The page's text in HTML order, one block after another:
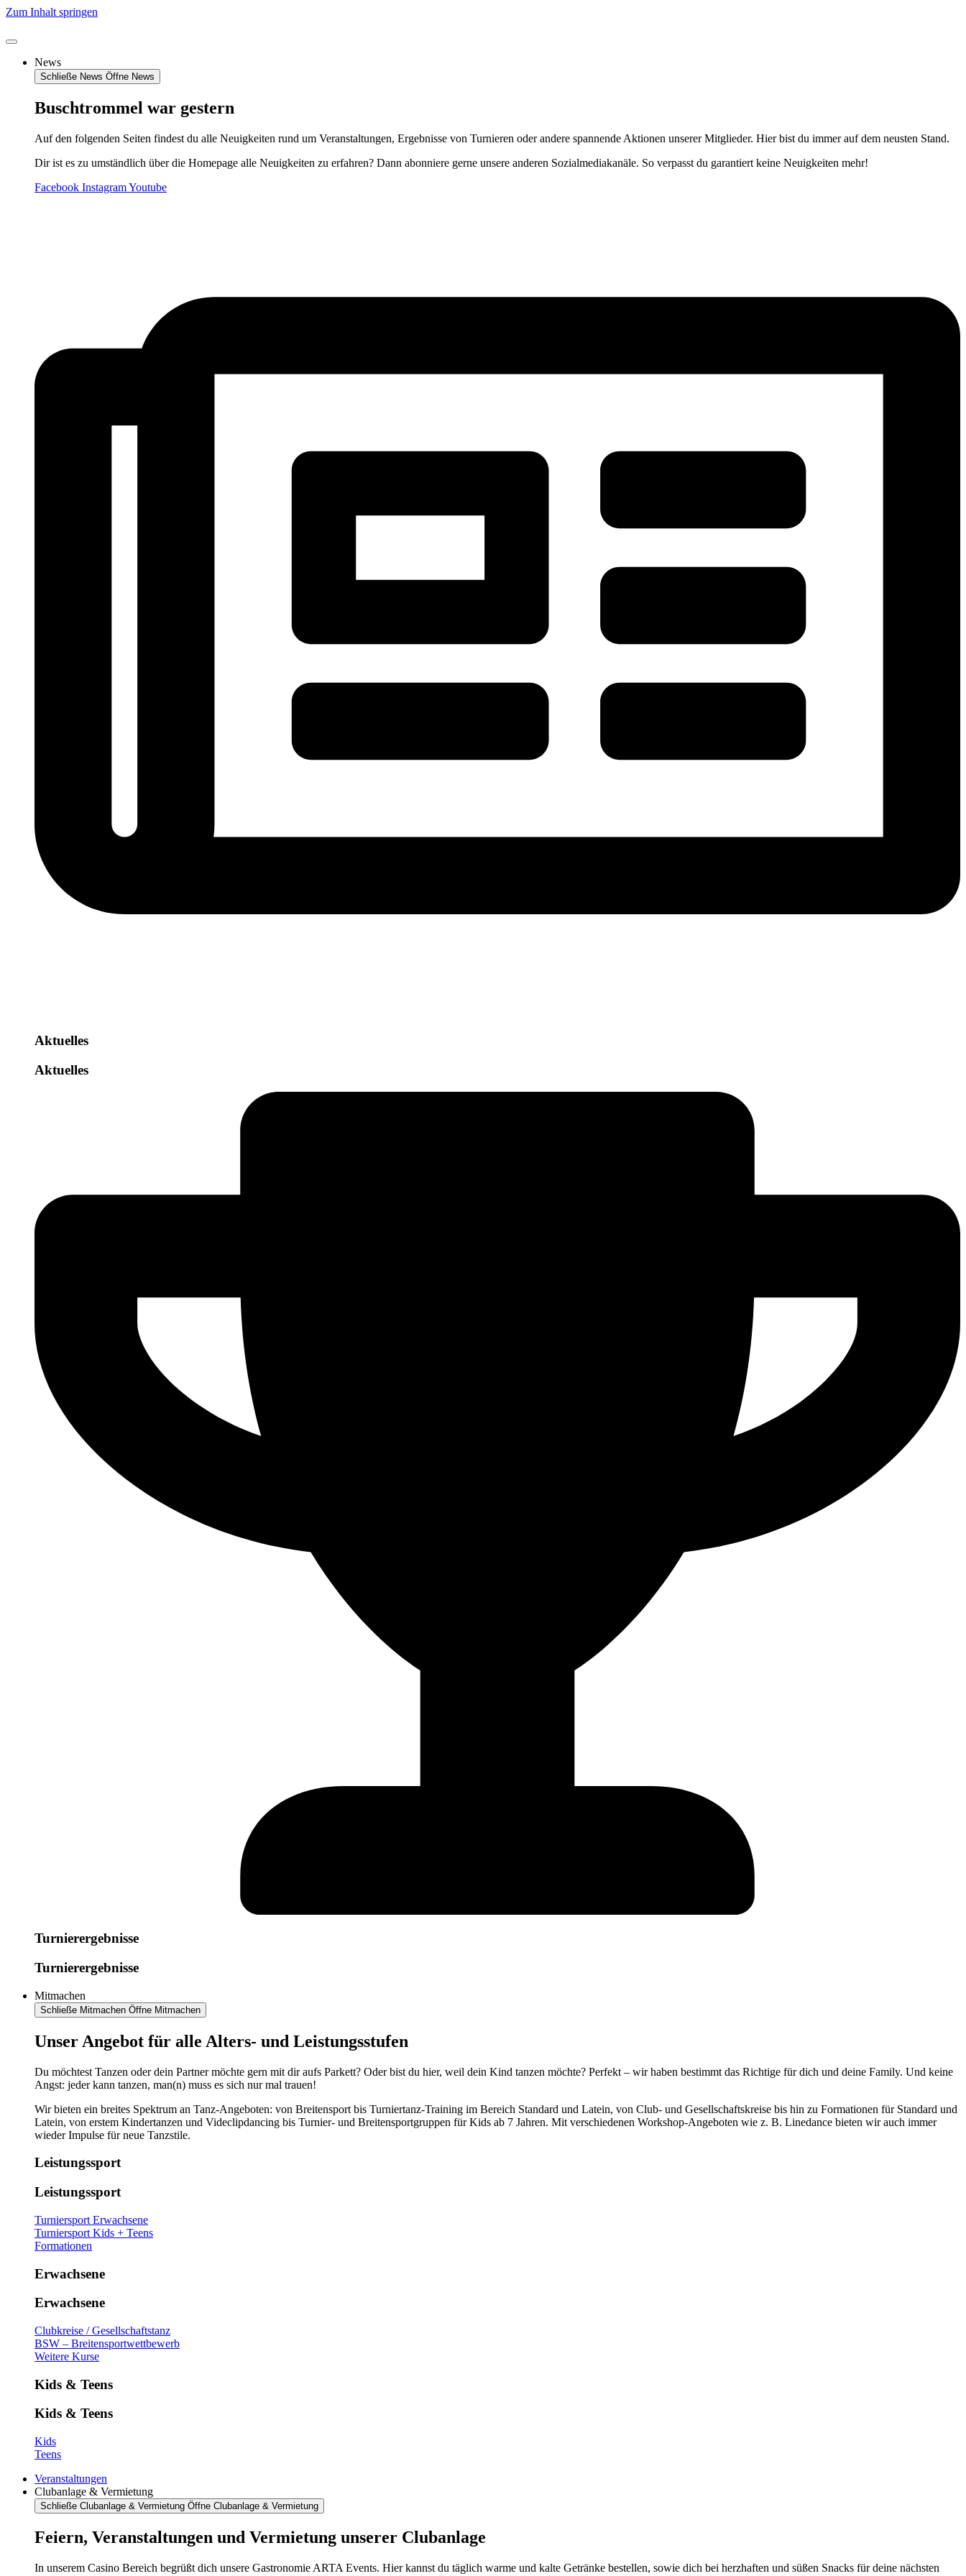
Zum Inhalt springen
News
Schließe News Öffne News
Buschtrommel war gestern
Auf den folgenden Seiten findest du alle Neuigkeiten rund um Veranstaltungen, Ergebnisse von Turnieren oder andere spannende Aktionen unserer Mitglieder. Hier bist du immer auf dem neusten Stand.
Dir ist es zu umständlich über die Homepage alle Neuigkeiten zu erfahren? Dann abonniere gerne unsere anderen Sozialmediakanäle. So verpasst du garantiert keine Neuigkeiten mehr!
Facebook InstagramYoutube
Aktuelles
Aktuelles
Turnierergebnisse
Turnierergebnisse
Mitmachen
Schließe Mitmachen Öffne Mitmachen
​​​Unser Angebot für alle Alters- und Leistungsstufen
Du möchtest Tanzen oder dein Partner möchte gern mit dir aufs Parkett? Oder bist du hier, weil dein Kind tanzen möchte? Perfekt – wir haben bestimmt das Richtige für dich und deine Family. Und keine
Angst: jeder kann tanzen, man(n) muss es sich nur mal trauen!
Wir bieten ein breites Spektrum an Tanz-Angeboten: von Breitensport bis Turniertanz-Training im Bereich Standard und Latein, von Club- und Gesellschaftskreise bis hin zu Formationen für Standard und
Latein, von erstem Kindertanzen und Videclipdancing bis Turnier- und Breitensportgruppen für Kids ab 7 Jahren. Mit verschiedenen Workshop-Angeboten wie z. B. Linedance bieten wir auch immer
wieder Impulse für neue Tanzstile.
Leistungssport
Leistungssport
Turniersport Erwachsene
Turniersport Kids + Teens
Formationen
Erwachsene
Erwachsene
Clubkreise / Gesellschaftstanz
BSW – Breitensportwettbewerb
Weitere Kurse
Kids & Teens
Kids & Teens
Kids
Teens
Veranstaltungen
Clubanlage & Vermietung
Schließe Clubanlage & Vermietung Öffne Clubanlage & Vermietung
Feiern, Veranstaltungen und Vermietung unserer Clubanlage
In unserem Casino Bereich begrüßt dich unsere Gastronomie ARTA Events. Hier kannst du täglich warme und kalte Getränke bestellen, sowie dich bei herzhaften und süßen Snacks für deine nächsten